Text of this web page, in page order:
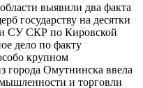
выявили два факта
государству на десятки
СУ СКР по Кировской
дело по факту
крупном
города Омутнинска ввела
и торговли